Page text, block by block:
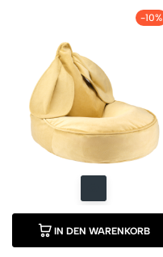
-10%
IN DEN WARENKORB